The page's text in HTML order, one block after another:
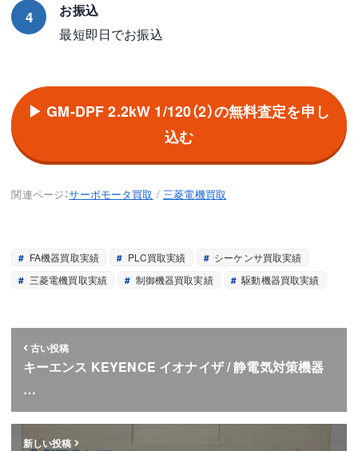
4
お振込
最短即日でお振込
▶ GM-DPF 2.2kW 1/120（2）の無料査定を申し
込む
関連ページ：サーボモータ買取 / 三菱電機買取
FA機器買取実績 PLC買取実績
シーケンサ買取実績
三菱電機買取実績
制御機器買取実績 駆動機器買取実績
古い投稿
キーエンス KEYENCE イオナイザ / 静電気対策機器
…
新しい投稿